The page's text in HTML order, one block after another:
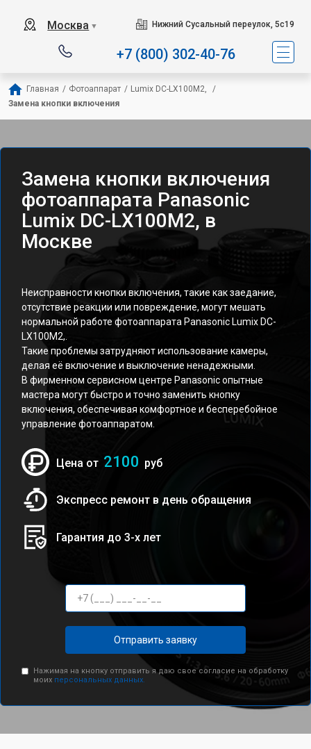
Москва ▼ Нижний Сусальный переулок, 5с19
+7 (800) 302-40-76
Главная / Фотоаппарат / Lumix DC-LX100M2,
/
Замена кнопки включения
Замена кнопки включения
фотоаппарата Panasonic
Lumix DC-LX100M2, в
Москве
Неисправности кнопки включения, такие как заедание,
отсутствие реакции или повреждение, могут мешать
нормальной работе фотоаппарата Panasonic Lumix DC-
LX100M2,.
Такие проблемы затрудняют использование камеры,
делая её включение и выключение ненадежными.
В фирменном сервисном центре Panasonic опытные
мастера могут быстро и точно заменить кнопку
включения, обеспечивая комфортное и бесперебойное
управление фотоаппаратом.
Цена от 2100 руб
Экспресс ремонт в день обращения
Гарантия до 3-х лет
Отправить заявку
Нажимая на кнопку отправить я даю свое согласие на обработку
моих персональных данных.